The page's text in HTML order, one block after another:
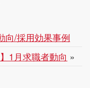
向/採用効果事例
1月求職者動向 »